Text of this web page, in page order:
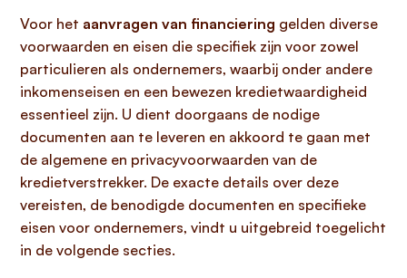
Voor het aanvragen van financiering gelden diverse
voorwaarden en eisen die specifiek zijn voor zowel
particulieren als ondernemers, waarbij onder andere
inkomenseisen en een bewezen kredietwaardigheid
essentieel zijn. U dient doorgaans de nodige
documenten aan te leveren en akkoord te gaan met
de algemene en privacyvoorwaarden van de
kredietverstrekker. De exacte details over deze
vereisten, de benodigde documenten en specifieke
eisen voor ondernemers, vindt u uitgebreid toegelicht
in de volgende secties.